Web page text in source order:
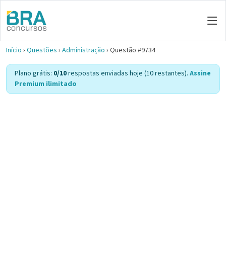
Início › Questões › Administração › Questão #9734
Plano grátis: 0/10respostas enviadas hoje (10 restantes). Assine
Premium ilimitado